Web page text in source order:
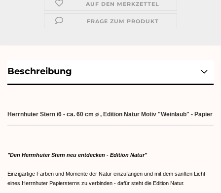
AUF DEN MERKZETTEL
FRAGE ZUM PRODUKT
Beschreibung
Herrnhuter Stern i6 - ca. 60 cm ø , Edition Natur Motiv "Weinlaub" - Papier
"Den Herrnhuter Stern neu entdecken - Edition Natur"
Einzigartige Farben und Momente der Natur einzufangen und mit dem sanften Licht
eines Herrnhuter Papiersterns zu verbinden - dafür steht die Edition Natur.